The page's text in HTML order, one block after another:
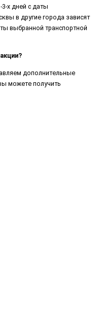
3-х дней с даты
в другие города зависят
выбранной транспортной
дополнительные
можете получить